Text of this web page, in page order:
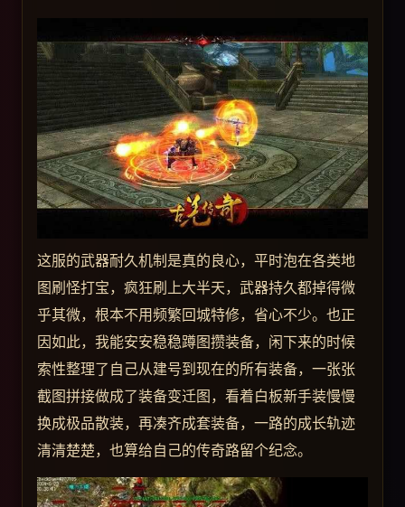
这服的武器耐久机制是真的良心，平时泡在各类地
图刷怪打宝，疯狂刷上大半天，武器持久都掉得微
乎其微，根本不用频繁回城特修，省心不少。也正
因如此，我能安安稳稳蹲图攒装备，闲下来的时候
索性整理了自己从建号到现在的所有装备，一张张
截图拼接做成了装备变迁图，看着白板新手装慢慢
换成极品散装，再凑齐成套装备，一路的成长轨迹
清清楚楚，也算给自己的传奇路留个纪念。